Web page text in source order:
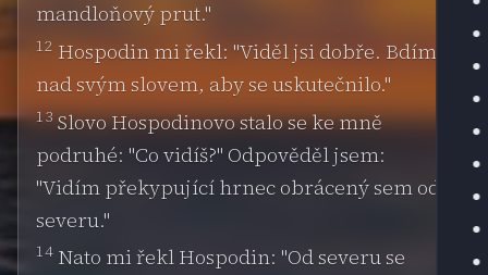
mandloňový prut."
12 Hospodin mi řekl: "Viděl jsi dobře. Bdím
nad svým slovem, aby se uskutečnilo."
13Slovo Hospodinovo stalo se ke mně
podruhé: "Co vidíš?" Odpověděl jsem:
"Vidím překypující hrnec obrácený sem od
severu."
14 Nato mi řekl Hospodin: "Od severu se